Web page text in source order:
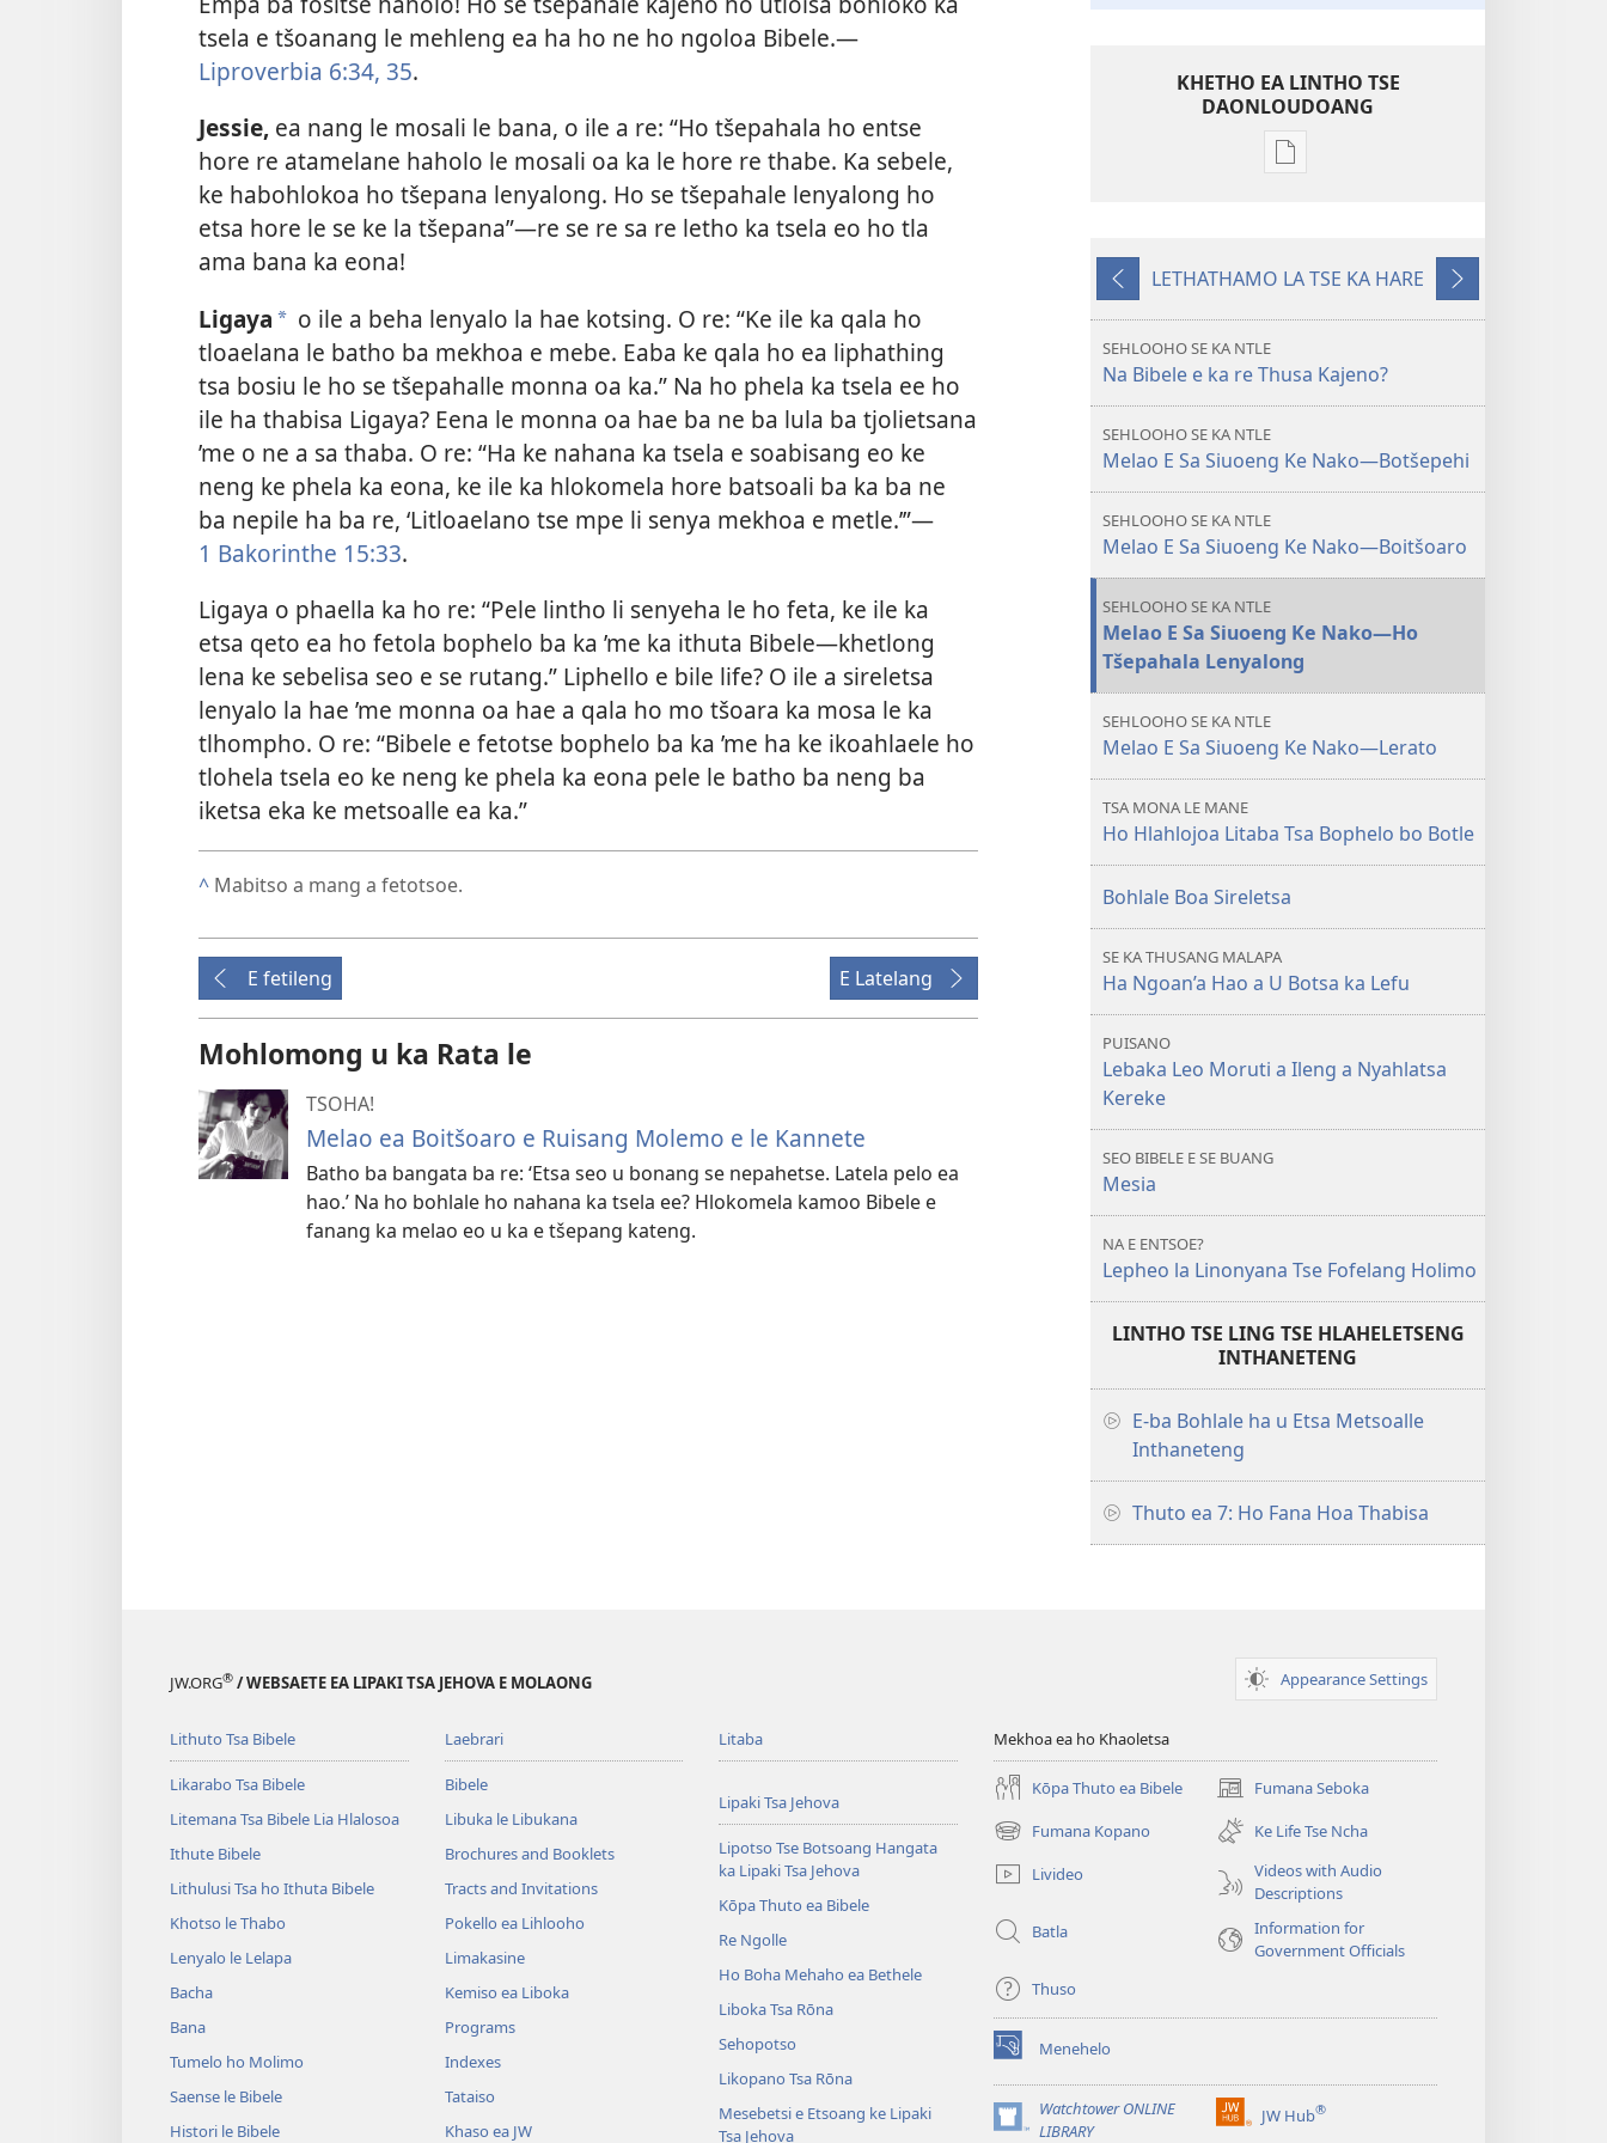
tsela e tšoanang le mehleng ea ha ho ne ho ngoloa Bibele.—
Liproverbia 6:34, 35.
Jessie, ea nang le mosali le bana, o ile a re: “Ho tšepahala ho entse
hore re atamelane haholo le mosali oa ka le hore re thabe. Ka sebele,
ke habohlokoa ho tšepana lenyalong. Ho se tšepahale lenyalong ho
etsa hore le se ke la tšepana”—re se re sa re letho ka tsela eo ho tla
ama bana ka eona!
Ligaya * o ile a beha lenyalo la hae kotsing. O re: “Ke ile ka qala ho
tloaelana le batho ba mekhoa e mebe. Eaba ke qala ho ea liphathing
tsa bosiu le ho se tšepahalle monna oa ka.” Na ho phela ka tsela ee ho
ile ha thabisa Ligaya? Eena le monna oa hae ba ne ba lula ba tjolietsana
’me o ne a sa thaba. O re: “Ha ke nahana ka tsela e soabisang eo ke
neng ke phela ka eona, ke ile ka hlokomela hore batsoali ba ka ba ne
ba nepile ha ba re, ‘Litloaelano tse mpe li senya mekhoa e metle.’”—
1 Bakorinthe 15:33.
Ligaya o phaella ka ho re: “Pele lintho li senyeha le ho feta, ke ile ka
etsa qeto ea ho fetola bophelo ba ka ’me ka ithuta Bibele—khetlong
lena ke sebelisa seo e se rutang.” Liphello e bile life? O ile a sireletsa
lenyalo la hae ’me monna oa hae a qala ho mo tšoara ka mosa le ka
tlhompho. O re: “Bibele e fetotse bophelo ba ka ’me ha ke ikoahlaele ho
tlohela tsela eo ke neng ke phela ka eona pele le batho ba neng ba
iketsa eka ke metsoalle ea ka.”
^ Mabitso a mang a fetotsoe.
E fetileng E Latelang
Mohlomong u ka Rata le
TSOHA!
Melao ea Boitšoaro e Ruisang Molemo e le Kannete
Batho ba bangata ba re: ‘Etsa seo u bonang se nepahetse. Latela pelo ea
hao.’ Na ho bohlale ho nahana ka tsela ee? Hlokomela kamoo Bibele e
fanang ka melao eo u ka e tšepang kateng.
KHETHO EA LINTHO TSE
DAONLOUDOANG
Khetho
lingoliloeng
TSOHA!
e
Thusa
fetileng
LETHATHAMO LA TSE KA HARE
Latelang
SEHLOOHO SE KA NTLE
Na Bibele e ka re Thusa Kajeno?
SEHLOOHO SE KA NTLE
Melao E Sa Siuoeng Ke Nako—Botšepehi
SEHLOOHO SE KA NTLE
Melao E Sa Siuoeng Ke Nako—Boitšoaro
SEHLOOHO SE KA NTLE
Melao E Sa Siuoeng Ke Nako—Ho
Tšepahala Lenyalong
SEHLOOHO SE KA NTLE
Melao E Sa Siuoeng Ke Nako—Lerato
TSA MONA LE MANE
Ho Hlahlojoa Litaba Tsa Bophelo bo Botle
Bohlale Boa Sireletsa
SE KA THUSANG MALAPA
Ha Ngoan’a Hao a U Botsa ka Lefu
PUISANO
Lebaka Leo Moruti a Ileng a Nyahlatsa
Kereke
SEO BIBELE E SE BUANG
Mesia
NA E ENTSOE?
Lepheo la Linonyana Tse Fofelang Holimo
LINTHO TSE LING TSE HLAHELETSENG
INTHANETENG
E-ba Bohlale ha u Etsa Metsoalle
Inthaneteng
Thuto ea 7: Ho Fana Hoa Thabisa
JW.ORG® / WEBSAETE EA LIPAKI TSA JEHOVA E MOLAONG Appearance Settings
Lithuto Tsa Bibele
Likarabo Tsa Bibele
Litemana Tsa Bibele Lia Hlalosoa
Ithute Bibele
Lithulusi Tsa ho Ithuta Bibele
Khotso le Thabo
Lenyalo le Lelapa
Bacha
Bana
Tumelo ho Molimo
Saense le Bibele
Histori le Bibele
Laebrari
Bibele
Libuka le Libukana
Brochures and Booklets
Tracts and Invitations
Pokello ea Lihlooho
Limakasine
Kemiso ea Liboka
Programs
Indexes
Tataiso
Khaso ea JW
Litaba
Lipaki Tsa Jehova
Lipotso Tse Botsoang Hangata
ka Lipaki Tsa Jehova
Kōpa Thuto ea Bibele
Re Ngolle
Ho Boha Mehaho ea Bethele
Liboka Tsa Rōna
Sehopotso
Likopano Tsa Rōna
Mesebetsi e Etsoang ke Lipaki
Tsa Jehova
Mekhoa ea ho Khaoletsa
Kōpa Thuto ea Bibele Fumana Seboka
(opens
new
window)
Fumana Kopano
(opens
new
window)
Ke Life Tse Ncha
Livideo
Videos with Audio
Descriptions
Batla
Information for
Government Officials
Thuso
Menehelo
(opens
new
window)Watchtower ONLINE
LIBRARY
(opens
JW Hub®
(opens